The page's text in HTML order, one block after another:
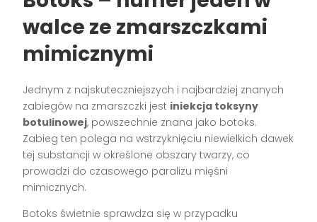
walce ze zmarszczkami
mimicznymi
Jednym z najskuteczniejszych i najbardziej znanych
zabiegów na zmarszczki jest iniekcja toksyny
botulinowej, powszechnie znana jako botoks.
Zabieg ten polega na wstrzyknięciu niewielkich dawek
tej substancji w określone obszary twarzy, co
prowadzi do czasowego paraliżu mięśni
mimicznych.
Botoks świetnie sprawdza się w przypadku